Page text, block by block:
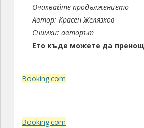
Очаквайте продължението
Автор: Красен Желязков
Снимки: авторът
Ето къде можете да
Booking.com
Booking.com